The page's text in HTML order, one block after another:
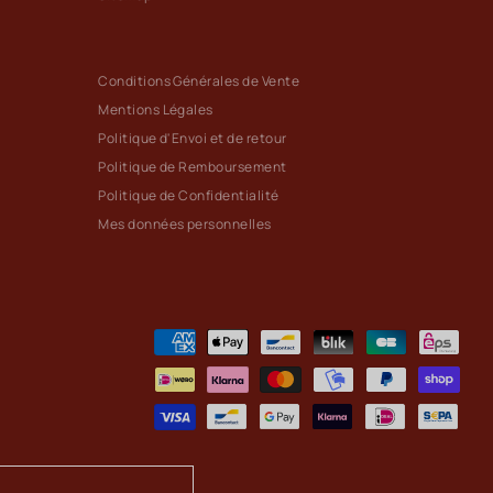
Conditions Générales de Vente
Mentions Légales
Politique d'Envoi et de retour
Politique de Remboursement
Politique de Confidentialité
Mes données personnelles